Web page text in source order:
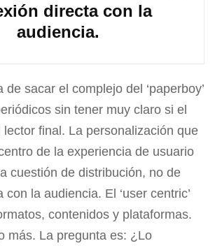
directa con la
audiencia.
de sacar el complejo del ‘paperboy’
sin tener muy claro si el
lector final. La personalización que
de la experiencia de usuario
cuestión de distribución, no de
la audiencia. El ‘user centric’
contenidos y plataformas.
más. La pregunta es: ¿Lo